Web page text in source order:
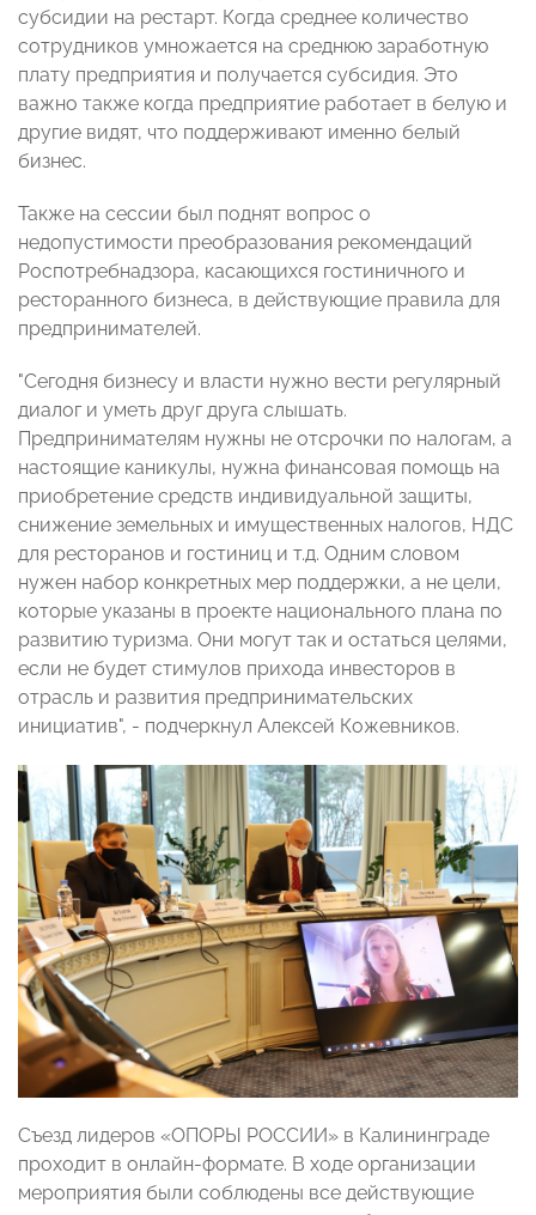
субсидии на рестарт. Когда среднее количество
сотрудников умножается на среднюю заработную
плату предприятия и получается субсидия. Это
важно также когда предприятие работает в белую и
другие видят, что поддерживают именно белый
бизнес.
Также на сессии был поднят вопрос о
недопустимости преобразования рекомендаций
Роспотребнадзора, касающихся гостиничного и
ресторанного бизнеса, в действующие правила для
предпринимателей.
"Сегодня бизнесу и власти нужно вести регулярный
диалог и уметь друг друга слышать.
Предпринимателям нужны не отсрочки по налогам, а
настоящие каникулы, нужна финансовая помощь на
приобретение средств индивидуальной защиты,
снижение земельных и имущественных налогов, НДС
для ресторанов и гостиниц и т.д. Одним словом
нужен набор конкретных мер поддержки, а не цели,
которые указаны в проекте национального плана по
развитию туризма. Они могут так и остаться целями,
если не будет стимулов прихода инвесторов в
отрасль и развития предпринимательских
инициатив", - подчеркнул Алексей Кожевников.
Съезд лидеров «ОПОРЫ РОССИИ» в Калининграде
проходит в онлайн-формате. В ходе организации
мероприятия были соблюдены все действующие